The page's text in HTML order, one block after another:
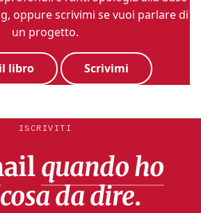
oppure scrivimi se vuoi parlare di
un progetto.
libro Scrivimi
ISCRIVITI
quando ho
da dire.